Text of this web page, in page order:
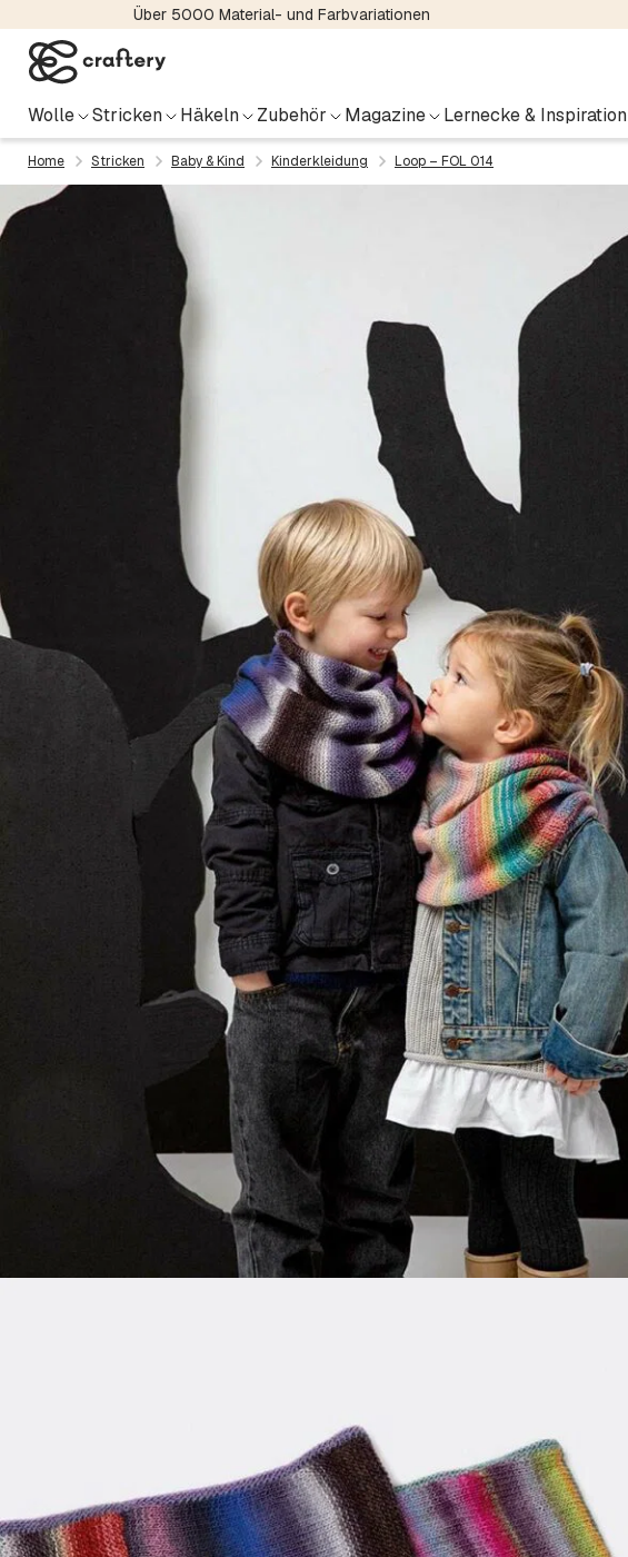
Über 5000 Material- und Farbvariationen
Wolle Stricken Häkeln Zubehör Magazine Lernecke & Inspiration
Home Stricken Baby & Kind Kinderkleidung Loop – FOL 014